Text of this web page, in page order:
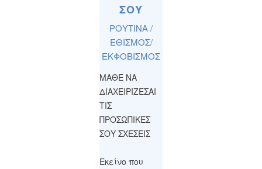
ΣΟΥ
ΡΟΥΤΙΝΑ /
ΕΘΙΣΜΟΣ/
ΕΚΦΟΒΙΣΜΟΣ
ΜΑΘΕ ΝΑ
ΔΙΑΧΕΙΡΙΖΕΣΑΙ
ΤΙΣ
ΠΡΟΣΩΠΙΚΕΣ
ΣΟΥ ΣΧΕΣΕΙΣ
Εκείνο που